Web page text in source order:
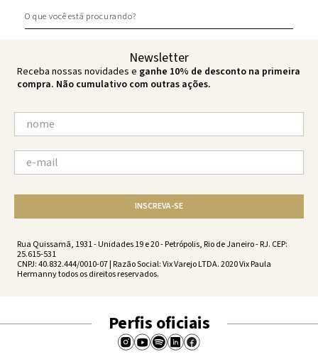
Newsletter
Receba nossas novidades e ganhe 10% de desconto na primeira
compra. Não cumulativo com outras ações.
INSCREVA-SE
Rua Quissamã, 1931 - Unidades 19 e 20 - Petrópolis, Rio de Janeiro - RJ. CEP:
25.615-531
CNPJ: 40.832.444/0010-07 | Razão Social: Vix Varejo LTDA. 2020 Vix Paula
Hermanny todos os direitos reservados.
Perfis oficiais